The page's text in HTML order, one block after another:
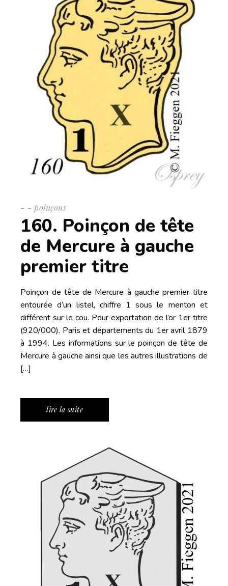
- poinçons
160. Poinçon de tête
de Mercure à gauche
premier titre
Poinçon de tête de Mercure à gauche premier titre
entourée d’un listel, chiffre 1 sous le menton et
différent sur le cou. Pour exportation de l’or 1er titre
(920/000). Paris et départements du 1er avril 1879
à 1994. Les informations sur le poinçon de tête de
Mercure à gauche ainsi que les autres illustrations de
[…]
lire la suite